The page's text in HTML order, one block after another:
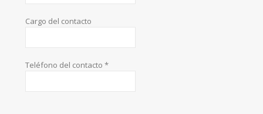
Cargo del contacto
Teléfono del contacto *